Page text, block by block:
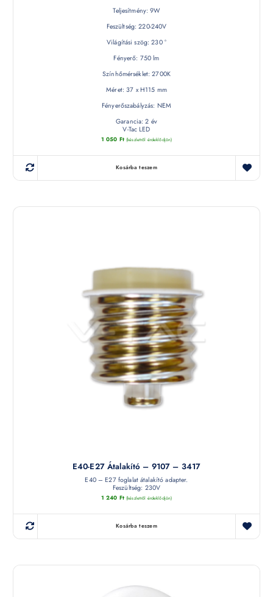
Teljesítmény: 9W
Feszültség: 220-240V
Világítási szög: 230 °
Fényerő: 750 lm
Színhőmérséklet: 2700K
Méret: 37 x H115 mm
Fényerőszabályzás: NEM
Garancia: 2 év
V-Tac LED
1 050 Ft (készletről érdeklődjön)
Kosárba teszem
E40-E27 Átalakító – 9107 – 3417
E40 – E27 foglalat átalakító adapter.
Feszültség: 230V
1 240 Ft (készletről érdeklődjön)
Kosárba teszem